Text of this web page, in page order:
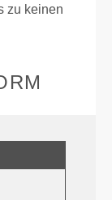
zu keinen